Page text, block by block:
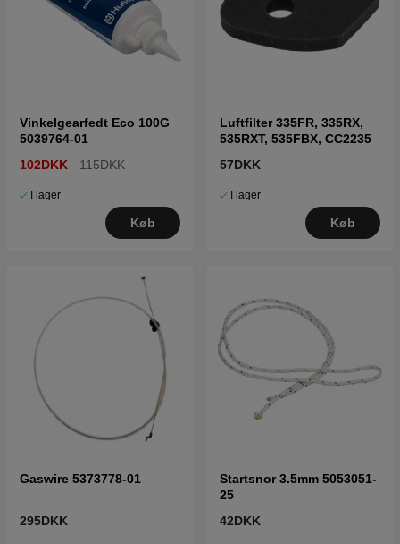
Vinkelgearfedt Eco 100G
5039764-01
102DKK
115DKK
I lager
Køb
Luftfilter 335FR, 335RX,
535RXT, 535FBX, CC2235
57DKK
I lager
Køb
Gaswire 5373778-01
295DKK
Startsnor 3.5mm 5053051-
25
42DKK